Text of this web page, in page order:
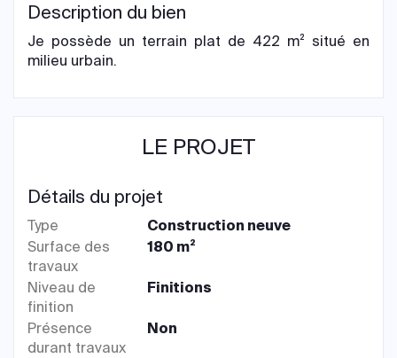
Description du bien
Je possède un terrain plat de 422 m² situé en
milieu urbain.
LE PROJET
Détails du projet
Type
Construction neuve
Surface des
travaux
180 m²
Niveau de
finition
Finitions
Présence
durant travaux
Non